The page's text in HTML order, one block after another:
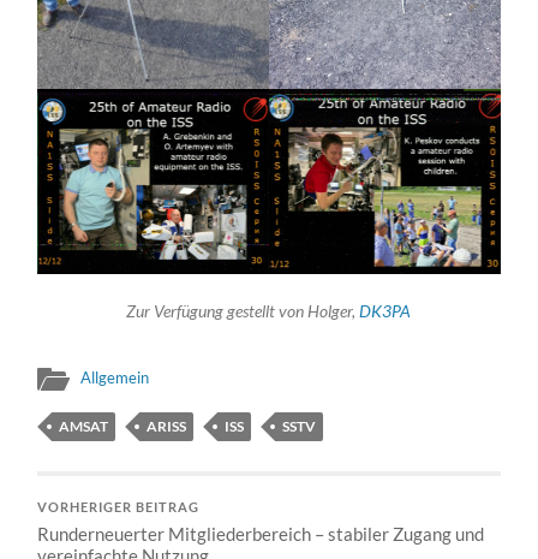
Zur Verfügung gestellt von Holger,DK3PA
Allgemein
AMSAT ARISS ISS SSTV
VORHERIGER BEITRAG
Runderneuerter Mitgliederbereich – stabiler Zugang und